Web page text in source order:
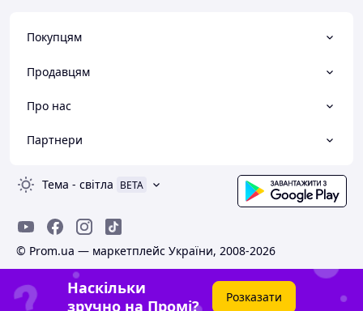
Покупцям
Продавцям
Про нас
Партнери
Тема - світла BETA
© Prom.ua — маркетплейс України, 2008-2026
Наскільки
зручно на Промі?
Розказати